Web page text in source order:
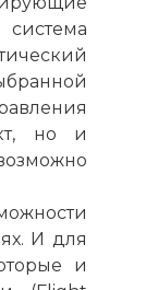
но и
И для
и